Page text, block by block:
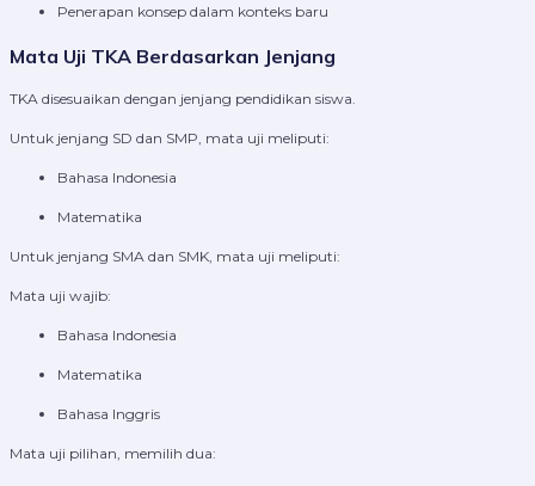
Penerapan konsep dalam konteks baru
Mata Uji TKA Berdasarkan Jenjang
TKA disesuaikan dengan jenjang pendidikan siswa.
Untuk jenjang SD dan SMP, mata uji meliputi:
Bahasa Indonesia
Matematika
Untuk jenjang SMA dan SMK, mata uji meliputi:
Mata uji wajib:
Bahasa Indonesia
Matematika
Bahasa Inggris
Mata uji pilihan, memilih dua: